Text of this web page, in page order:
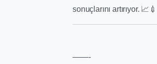
sonuçlarını artırıyor. 📈💉
——-